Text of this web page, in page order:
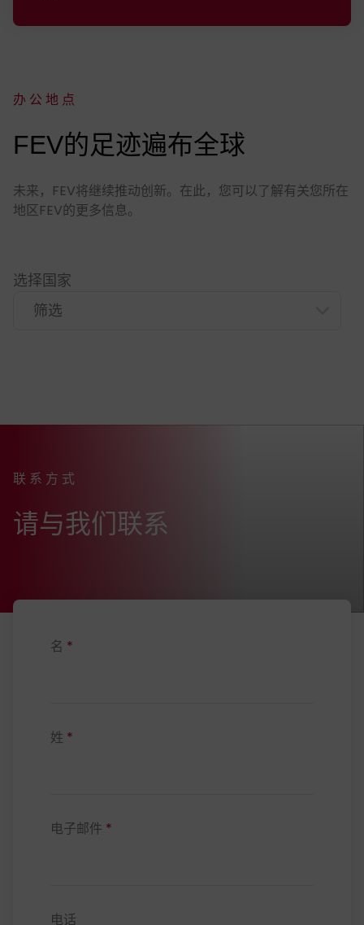
办公地点
:
FEV的足迹遍布全球
未来，FEV将继续推动创新。在此，您可以了解有关您所在
地区FEV的更多信息。
选择国家
联系方式
:
请与我们联系
名 *
姓 *
电子邮件 *
电话